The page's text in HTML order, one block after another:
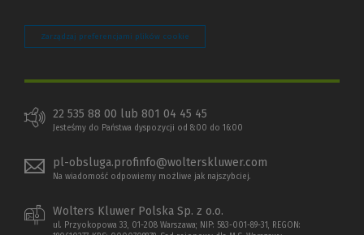
Zarządzaj preferencjami plików cookie
22 535 88 00 lub 801 04 45 45
Jesteśmy do Państwa dyspozycji od 8:00 do 16:00
pl-obsluga.profinfo@wolterskluwer.com
Na wiadomość odpowiemy możliwe jak najszybciej.
Wolters Kluwer Polska Sp. z o.o.
ul. Przyokopowa 33, 01-208 Warszawa; NIP: 583-001-89-31, REGON: